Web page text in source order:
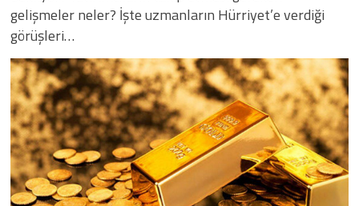
gelişmeler neler? İşte uzmanların Hürriyet’e verdiği
görüşleri…